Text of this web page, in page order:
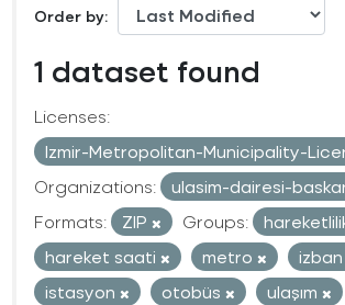
Order by
1 dataset found
Licenses:
Izmir-Metropolitan-Municipality-
Organizations:
ulasim-dairesi-
Formats:
ZIP Groups:
hareket saati
metro izban
istasyon
otobüs
ulaşım